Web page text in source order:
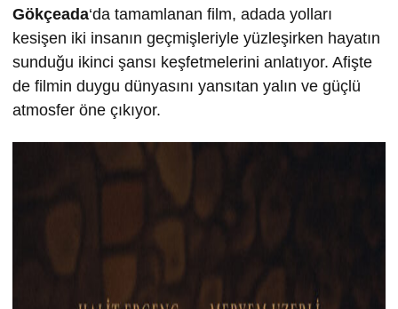
Gökçeada‘da tamamlanan film, adada yolları
kesişen iki insanın geçmişleriyle yüzleşirken hayatın
sunduğu ikinci şansı keşfetmelerini anlatıyor. Afişte
de filmin duygu dünyasını yansıtan yalın ve güçlü
atmosfer öne çıkıyor.